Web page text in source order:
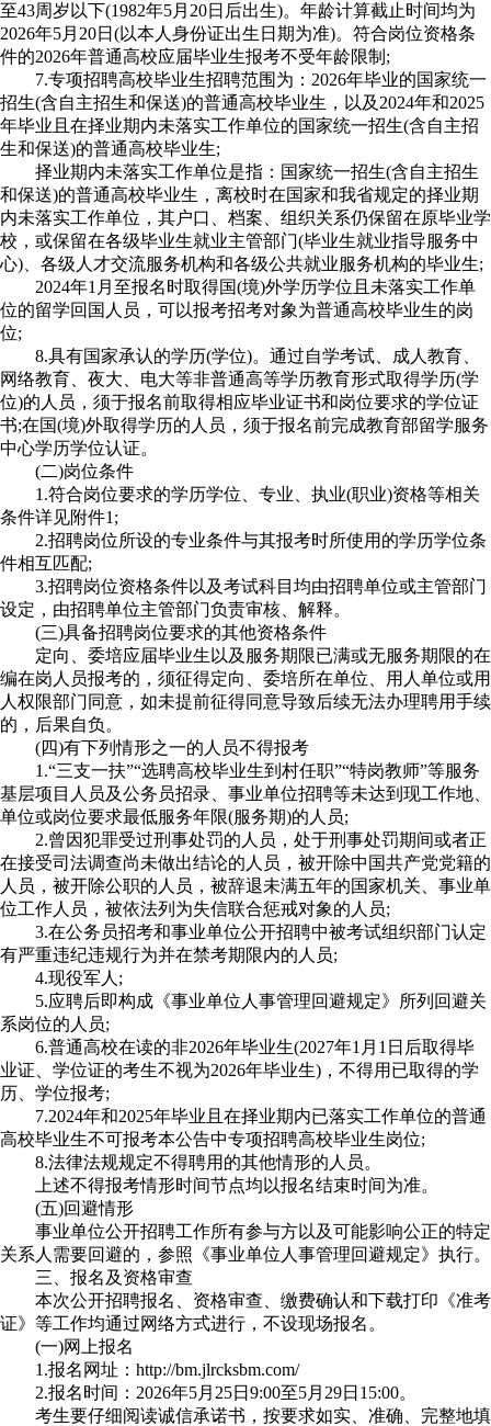
至43周岁以下(1982年5月20日后出生)。年龄计算截止时间均为
2026年5月20日(以本人身份证出生日期为准)。符合岗位资格条
件的2026年普通高校应届毕业生报考不受年龄限制;
7.专项招聘高校毕业生招聘范围为：2026年毕业的国家统一
招生(含自主招生和保送)的普通高校毕业生，以及2024年和2025
年毕业且在择业期内未落实工作单位的国家统一招生(含自主招
生和保送)的普通高校毕业生;
择业期内未落实工作单位是指：国家统一招生(含自主招生
和保送)的普通高校毕业生，离校时在国家和我省规定的择业期
内未落实工作单位，其户口、档案、组织关系仍保留在原毕业学
校，或保留在各级毕业生就业主管部门(毕业生就业指导服务中
心)、各级人才交流服务机构和各级公共就业服务机构的毕业生;
2024年1月至报名时取得国(境)外学历学位且未落实工作单
位的留学回国人员，可以报考招考对象为普通高校毕业生的岗
位;
8.具有国家承认的学历(学位)。通过自学考试、成人教育、
网络教育、夜大、电大等非普通高等学历教育形式取得学历(学
位)的人员，须于报名前取得相应毕业证书和岗位要求的学位证
书;在国(境)外取得学历的人员，须于报名前完成教育部留学服务
中心学历学位认证。
(二)岗位条件
1.符合岗位要求的学历学位、专业、执业(职业)资格等相关
条件详见附件1;
2.招聘岗位所设的专业条件与其报考时所使用的学历学位条
件相互匹配;
3.招聘岗位资格条件以及考试科目均由招聘单位或主管部门
设定，由招聘单位主管部门负责审核、解释。
(三)具备招聘岗位要求的其他资格条件
定向、委培应届毕业生以及服务期限已满或无服务期限的在
编在岗人员报考的，须征得定向、委培所在单位、用人单位或用
人权限部门同意，如未提前征得同意导致后续无法办理聘用手续
的，后果自负。
(四)有下列情形之一的人员不得报考
1.“三支一扶”“选聘高校毕业生到村任职”“特岗教师”等服务
基层项目人员及公务员招录、事业单位招聘等未达到现工作地、
单位或岗位要求最低服务年限(服务期)的人员;
2.曾因犯罪受过刑事处罚的人员，处于刑事处罚期间或者正
在接受司法调查尚未做出结论的人员，被开除中国共产党党籍的
人员，被开除公职的人员，被辞退未满五年的国家机关、事业单
位工作人员，被依法列为失信联合惩戒对象的人员;
3.在公务员招考和事业单位公开招聘中被考试组织部门认定
有严重违纪违规行为并在禁考期限内的人员;
4.现役军人;
5.应聘后即构成《事业单位人事管理回避规定》所列回避关
系岗位的人员;
6.普通高校在读的非2026年毕业生(2027年1月1日后取得毕
业证、学位证的考生不视为2026年毕业生)，不得用已取得的学
历、学位报考;
7.2024年和2025年毕业且在择业期内已落实工作单位的普通
高校毕业生不可报考本公告中专项招聘高校毕业生岗位;
8.法律法规规定不得聘用的其他情形的人员。
上述不得报考情形时间节点均以报名结束时间为准。
(五)回避情形
事业单位公开招聘工作所有参与方以及可能影响公正的特定
关系人需要回避的，参照《事业单位人事管理回避规定》执行。
三、报名及资格审查
本次公开招聘报名、资格审查、缴费确认和下载打印《准考
证》等工作均通过网络方式进行，不设现场报名。
(一)网上报名
1.报名网址：http://bm.jlrcksbm.com/
2.报名时间：2026年5月25日9:00至5月29日15:00。
考生要仔细阅读诚信承诺书，按要求如实、准确、完整地填